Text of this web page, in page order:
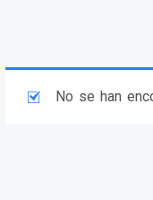
No se han